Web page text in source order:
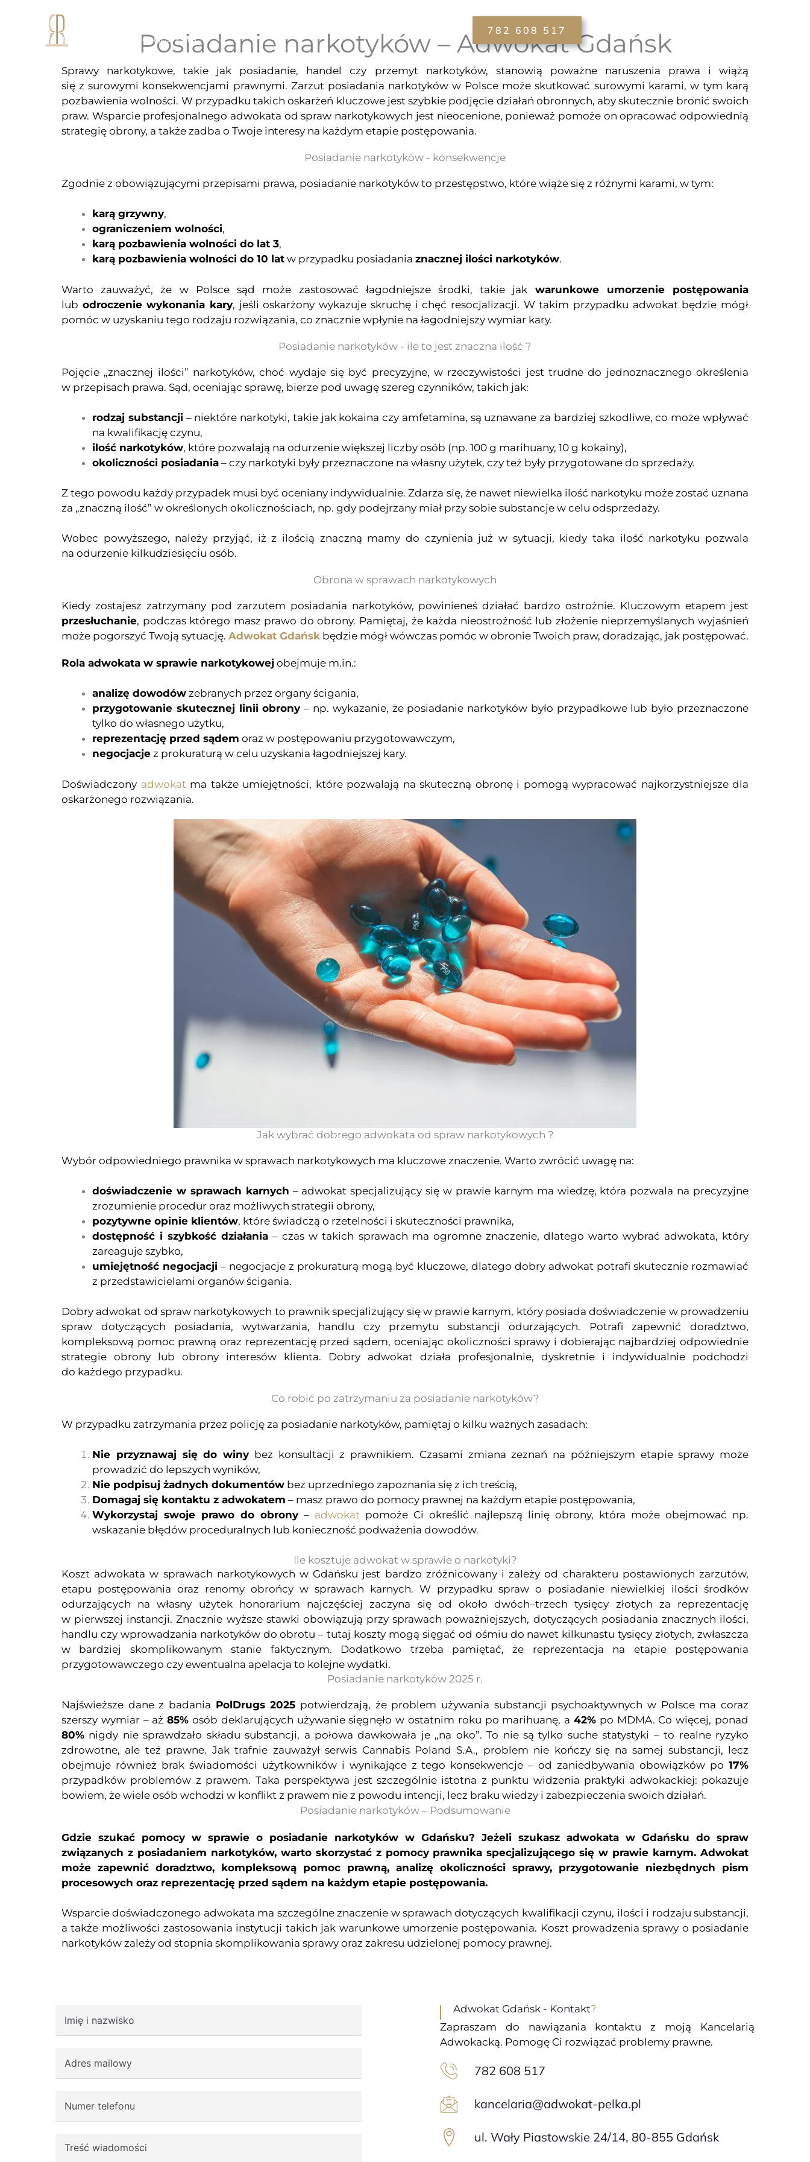
782 608 517
Posiadanie narkotyków – Adwokat Gdańsk
Sprawy narkotykowe, takie jak posiadanie, handel czy przemyt narkotyków, stanowią poważne naruszenia prawa i wiążą
się z surowymi konsekwencjami prawnymi. Zarzut posiadania narkotykóww Polsce może skutkować surowymi karami, w tym karą
pozbawienia wolności. W przypadku takich oskarżeń kluczowe jest szybkie podjęcie działań obronnych, aby skutecznie bronić swoich
praw. Wsparcie profesjonalnego adwokata od spraw narkotykowych jest nieocenione, ponieważ pomoże on opracować odpowiednią
strategię obrony, a także zadba o Twoje interesy na każdym etapie postępowania.
Posiadanie narkotyków - konsekwencje
Zgodnie z obowiązującymi przepisami prawa, posiadanie narkotyków to przestępstwo, które wiąże się z różnymi karami, w tym:
karą grzywny,
ograniczeniem wolności,
karą pozbawienia wolności do lat 3,
karą pozbawienia wolności do 10 lat w przypadku posiadania znacznej ilości narkotyków.
Warto zauważyć, że w Polsce sąd może zastosować łagodniejsze środki, takie jak warunkowe umorzenie postępowania
lub odroczenie wykonania kary, jeśli oskarżony wykazuje skruchę i chęć resocjalizacji. W takim przypadku adwokat będzie mógł
pomóc w uzyskaniu tego rodzaju rozwiązania, co znacznie wpłynie na łagodniejszy wymiar kary.
Posiadanie narkotyków - ile to jest znaczna ilość ?
Pojęcie „znacznej ilości” narkotyków, choć wydaje się być precyzyjne, w rzeczywistości jest trudne do jednoznacznego określenia
w przepisach prawa. Sąd, oceniając sprawę, bierze pod uwagę szereg czynników, takich jak:
rodzaj substancji– niektóre narkotyki, takie jak kokaina czy amfetamina, są uznawane za bardziej szkodliwe, co może wpływać
na kwalifikację czynu,
ilość narkotyków, które pozwalają na odurzenie większej liczby osób (np. 100 g marihuany, 10 g kokainy),
okoliczności posiadania – czy narkotyki były przeznaczone na własny użytek, czy też były przygotowane do sprzedaży.
Z tego powodu każdy przypadek musi być oceniany indywidualnie. Zdarza się, że nawet niewielka ilość narkotyku może zostać uznana
za „znaczną ilość” w określonych okolicznościach, np. gdy podejrzany miał przy sobie substancje w celu odsprzedaży.
Wobec powyższego, należy przyjąć, iż z ilością znaczną mamy do czynienia już w sytuacji, kiedy taka ilość narkotyku pozwala
na odurzenie kilkudziesięciu osób.
Obrona w sprawach narkotykowych
Kiedy zostajesz zatrzymany pod zarzutem posiadania narkotyków, powinieneś działać bardzo ostrożnie. Kluczowym etapem jest
przesłuchanie, podczas którego masz prawo do obrony. Pamiętaj, że każda nieostrożność lub złożenie nieprzemyślanych wyjaśnień
może pogorszyć Twoją sytuację. Adwokat Gdańsk będzie mógł wówczas pomóc w obronie Twoich praw, doradzając, jak postępować.
Rola adwokata w sprawie narkotykowej obejmuje m.in.:
analizę dowodów zebranych przez organy ścigania,
przygotowanie skutecznej linii obrony – np. wykazanie, że posiadanie narkotyków było przypadkowe lub było przeznaczone
tylko do własnego użytku,
reprezentację przed sądem oraz w postępowaniu przygotowawczym,
negocjacje z prokuraturą w celu uzyskania łagodniejszej kary.
Doświadczony adwokat ma także umiejętności, które pozwalają na skuteczną obronę i pomogą wypracować najkorzystniejsze dla
oskarżonego rozwiązania.
Jak wybrać dobrego adwokata od spraw narkotykowych ?
Wybór odpowiedniego prawnika w sprawach narkotykowych ma kluczowe znaczenie. Warto zwrócić uwagę na:
doświadczenie w sprawach karnych – adwokat specjalizujący się w prawie karnym ma wiedzę, która pozwala na precyzyjne
zrozumienie procedur oraz możliwych strategii obrony,
pozytywne opinie klientów, które świadczą o rzetelności i skuteczności prawnika,
dostępność i szybkość działania – czas w takich sprawach ma ogromne znaczenie, dlatego warto wybrać adwokata, który
zareaguje szybko,
umiejętność negocjacji – negocjacje z prokuraturą mogą być kluczowe, dlatego dobry adwokat potrafi skutecznie rozmawiać
z przedstawicielami organów ścigania.
Dobry adwokat od spraw narkotykowych to prawnik specjalizujący się w prawie karnym, który posiada doświadczenie w prowadzeniu
spraw dotyczących posiadania, wytwarzania, handlu czy przemytu substancji odurzających. Potrafi zapewnić doradztwo,
kompleksową pomoc prawną oraz reprezentację przed sądem, oceniając okoliczności sprawy i dobierając najbardziej odpowiednie
strategie obrony lub obrony interesów klienta. Dobry adwokat działa profesjonalnie, dyskretnie i indywidualnie podchodzi
do każdego przypadku.
Co robić po zatrzymaniu za posiadanie narkotyków?
W przypadku zatrzymania przez policję za posiadanie narkotyków, pamiętaj o kilku ważnych zasadach:
Nie przyznawaj się do winy bez konsultacji z prawnikiem. Czasami zmiana zeznań na późniejszym etapie sprawy może
prowadzić do lepszych wyników,
Nie podpisuj żadnych dokumentów bez uprzedniego zapoznania się z ich treścią,
Domagaj się kontaktu z adwokatem – masz prawo do pomocy prawnej na każdym etapie postępowania,
Wykorzystaj swoje prawo do obrony – adwokat pomoże Ci określić najlepszą linię obrony, która może obejmować np.
wskazanie błędów proceduralnych lub konieczność podważenia dowodów.
Ile kosztuje adwokat w sprawie o narkotyki?
Koszt adwokata w sprawach narkotykowych w Gdańsku jest bardzo zróżnicowany i zależy od charakteru postawionych zarzutów,
etapu postępowania oraz renomy obrońcy w sprawach karnych. W przypadku spraw o posiadanie niewielkiej ilości środków
odurzających na własny użytek honorarium najczęściej zaczyna się od około dwóch–trzech tysięcy złotych za reprezentację
w pierwszej instancji. Znacznie wyższe stawki obowiązują przy sprawach poważniejszych, dotyczących posiadania znacznych ilości,
handlu czy wprowadzania narkotyków do obrotu – tutaj koszty mogą sięgać od ośmiu do nawet kilkunastu tysięcy złotych, zwłaszcza
w bardziej skomplikowanym stanie faktycznym. Dodatkowo trzeba pamiętać, że reprezentacja na etapie postępowania
przygotowawczego czy ewentualna apelacja to kolejne wydatki.
Posiadanie narkotyków 2025 r.
Najświeższe dane z badania PolDrugs 2025 potwierdzają, że problem używania substancji psychoaktywnych w Polsce ma coraz
szerszy wymiar – aż85% osób deklarujących używanie sięgnęło w ostatnim roku po marihuanę, a42% po MDMA. Co więcej, ponad
80% nigdy nie sprawdzało składu substancji, a połowa dawkowała je „na oko”. To nie są tylko suche statystyki – to realne ryzyko
zdrowotne, ale też prawne. Jak trafnie zauważył serwis Cannabis Poland S.A., problem nie kończy się na samej substancji, lecz
obejmuje również brak świadomości użytkowników i wynikające z tego konsekwencje – od zaniedbywania obowiązków po 17%
przypadków problemów z prawem. Taka perspektywa jest szczególnie istotna z punktu widzenia praktyki adwokackiej: pokazuje
bowiem, że wiele osób wchodzi w konflikt z prawem nie z powodu intencji, lecz braku wiedzy i zabezpieczenia swoich działań.
Posiadanie narkotyków – Podsumowanie
Gdzie szukać pomocy w sprawie o posiadanie narkotyków w Gdańsku? Jeżeli szukasz adwokata w Gdańsku do spraw
związanych z posiadaniem narkotyków, warto skorzystać z pomocy prawnika specjalizującego się w prawie karnym. Adwokat
może zapewnić doradztwo, kompleksową pomoc prawną, analizę okoliczności sprawy, przygotowanie niezbędnych pism
procesowych oraz reprezentację przed sądem na każdym etapie postępowania.
Wsparcie doświadczonego adwokata ma szczególne znaczenie w sprawach dotyczących kwalifikacji czynu, ilości i rodzaju substancji,
a także możliwości zastosowania instytucji takich jak warunkowe umorzenie postępowania. Koszt prowadzenia sprawy o posiadanie
narkotyków zależy od stopnia skomplikowania sprawy oraz zakresu udzielonej pomocy prawnej.
Adwokat Gdańsk - Kontakt?
Zapraszam do nawiązania kontaktu z moją Kancelarią
Adwokacką. Pomogę Ci rozwiązać problemy prawne.
782 608 517
kancelaria@adwokat-pelka.pl
ul. Wały Piastowskie 24/14, 80-855 Gdańsk